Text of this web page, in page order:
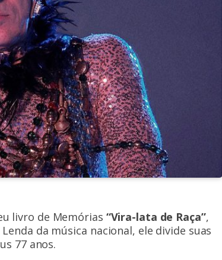
livro de Memórias “Vira-lata de Raça”,
da música nacional, ele divide suas
77 anos.